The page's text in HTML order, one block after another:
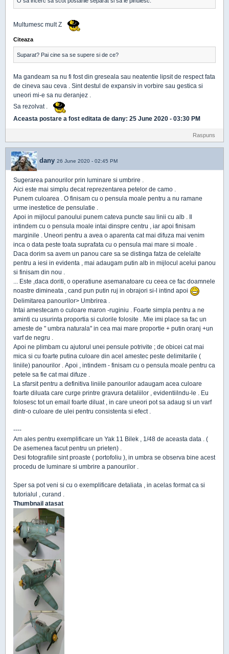
Multumesc mult Z
Citeaza
Suparat? Pai cine sa se supere si de ce?
Ma gandeam sa nu fi fost din greseala sau neatentie lipsit de respect fata
de cineva sau ceva . Sint destul de expansiv in vorbire sau gestica si
uneori mi-e sa nu deranjez .
Sa rezolvat .
Aceasta postare a fost editata de dany: 25 June 2020 - 03:30 PM
Raspuns
dany 26 June 2020 - 02:45 PM
Sugerarea panourilor prin luminare si umbrire .
Aici este mai simplu decat reprezentarea petelor de camo .
Punem culoarea . O finisam cu o pensula moale pentru a nu ramane
urme inestetice de pensulatie .
Apoi in mijlocul panoului punem cateva puncte sau linii cu alb . Il
intindem cu o pensula moale intai dinspre centru , iar apoi finisam
marginile . Uneori pentru a avea o aparenta cat mai difuza mai venim
inca o data peste toata suprafata cu o pensula mai mare si moale .
Daca dorim sa avem un panou care sa se distinga fatza de celelalte
pentru a iesi in evidenta , mai adaugam putin alb in mijlocul acelui panou
si finisam din nou .
... Este ,daca doriti, o operatiune asemanatoare cu ceea ce fac doamnele
noastre dimineata , cand pun putin ruj in obrajori si-l intind apoi
Delimitarea panourilor> Umbrirea .
Intai amestecam o culoare maron -ruginiu . Foarte simpla pentru a ne
aminti cu usurinta proportia si culorile folosite . Mie imi place sa fac un
ameste de " umbra naturala" in cea mai mare proportie + putin oranj +un
varf de negru .
Apoi ne plimbam cu ajutorul unei pensule potrivite ; de obicei cat mai
mica si cu foarte putina culoare din acel amestec peste delimitarile (
liniile) panourilor . Apoi , intindem - finisam cu o pensula moale pentru ca
petele sa fie cat mai difuze .
La sfarsit pentru a definitiva liniile panourilor adaugam acea culoare
foarte diluata care curge printre gravura detaliilor , evidentiilndu-le . Eu
folosesc tot un email foarte diluat , in care uneori pot sa adaug si un varf
dintr-o culoare de ulei pentru consistenta si efect .
----
Am ales pentru exemplificare un Yak 11 Bilek , 1/48 de aceasta data . (
De asemenea facut pentru un prieten) .
Desi fotografiile sint proaste ( portofoliu ), in umbra se observa bine acest
procedu de luminare si umbrire a panourilor .
Sper sa pot veni si cu o exemplificare detaliata , in acelas format ca si
tutorialul , curand .
Thumbnail atasat